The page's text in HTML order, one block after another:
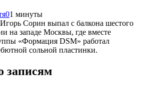
01 минуты
Игорь Сорин выпал с балкона шестого
на западе Москвы, где вместе
«Формация DSM» работал
сольной пластинки.
записям